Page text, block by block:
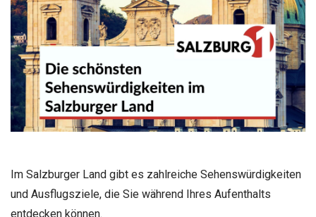
Im Salzburger Land gibt es zahlreiche Sehenswürdigkeiten
und Ausflugsziele, die Sie während Ihres Aufenthalts
entdecken können.